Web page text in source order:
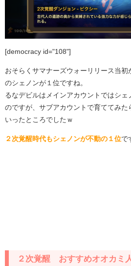
[democracy id="108"]
おそらくサマナーズウォーリリース当
のシェノンが１位ですね。
るなデビルはメインアカウントではシェ
のですが、サブアカウントで育ててみた
いったところでしたｗ
２次覚醒時代もシェノンが不動の１位で
２次覚醒 おすすめオオカミ